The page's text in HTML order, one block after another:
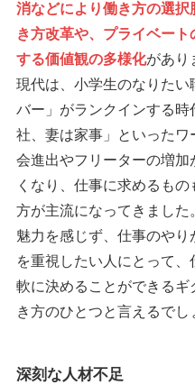
消などにより働き方の選
き方改革や、プライベー
する価値観の多様化があり
現代は、小学生のなりた
バー」がランクインする
社、妻は家事」といった
会進出やフリーターの増
くなり、仕事に求めるも
方が主流になってきまし
魅力を感じず、仕事のや
を重視したい人にとって
軟に決めることができる
き方のひとつと言えるでし
深刻な人材不足